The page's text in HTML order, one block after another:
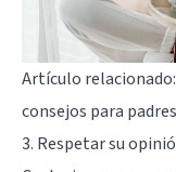
Artículo relacionado:
consejos para
3. Respetar su